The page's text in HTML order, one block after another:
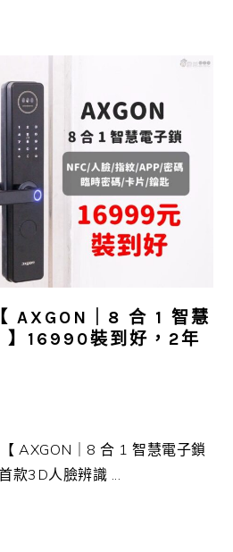
AXGON｜8 合 1 智慧
】16990裝到好，2年
AXGON｜8 合 1 智慧電子鎖
款3D人臉辨識 ...